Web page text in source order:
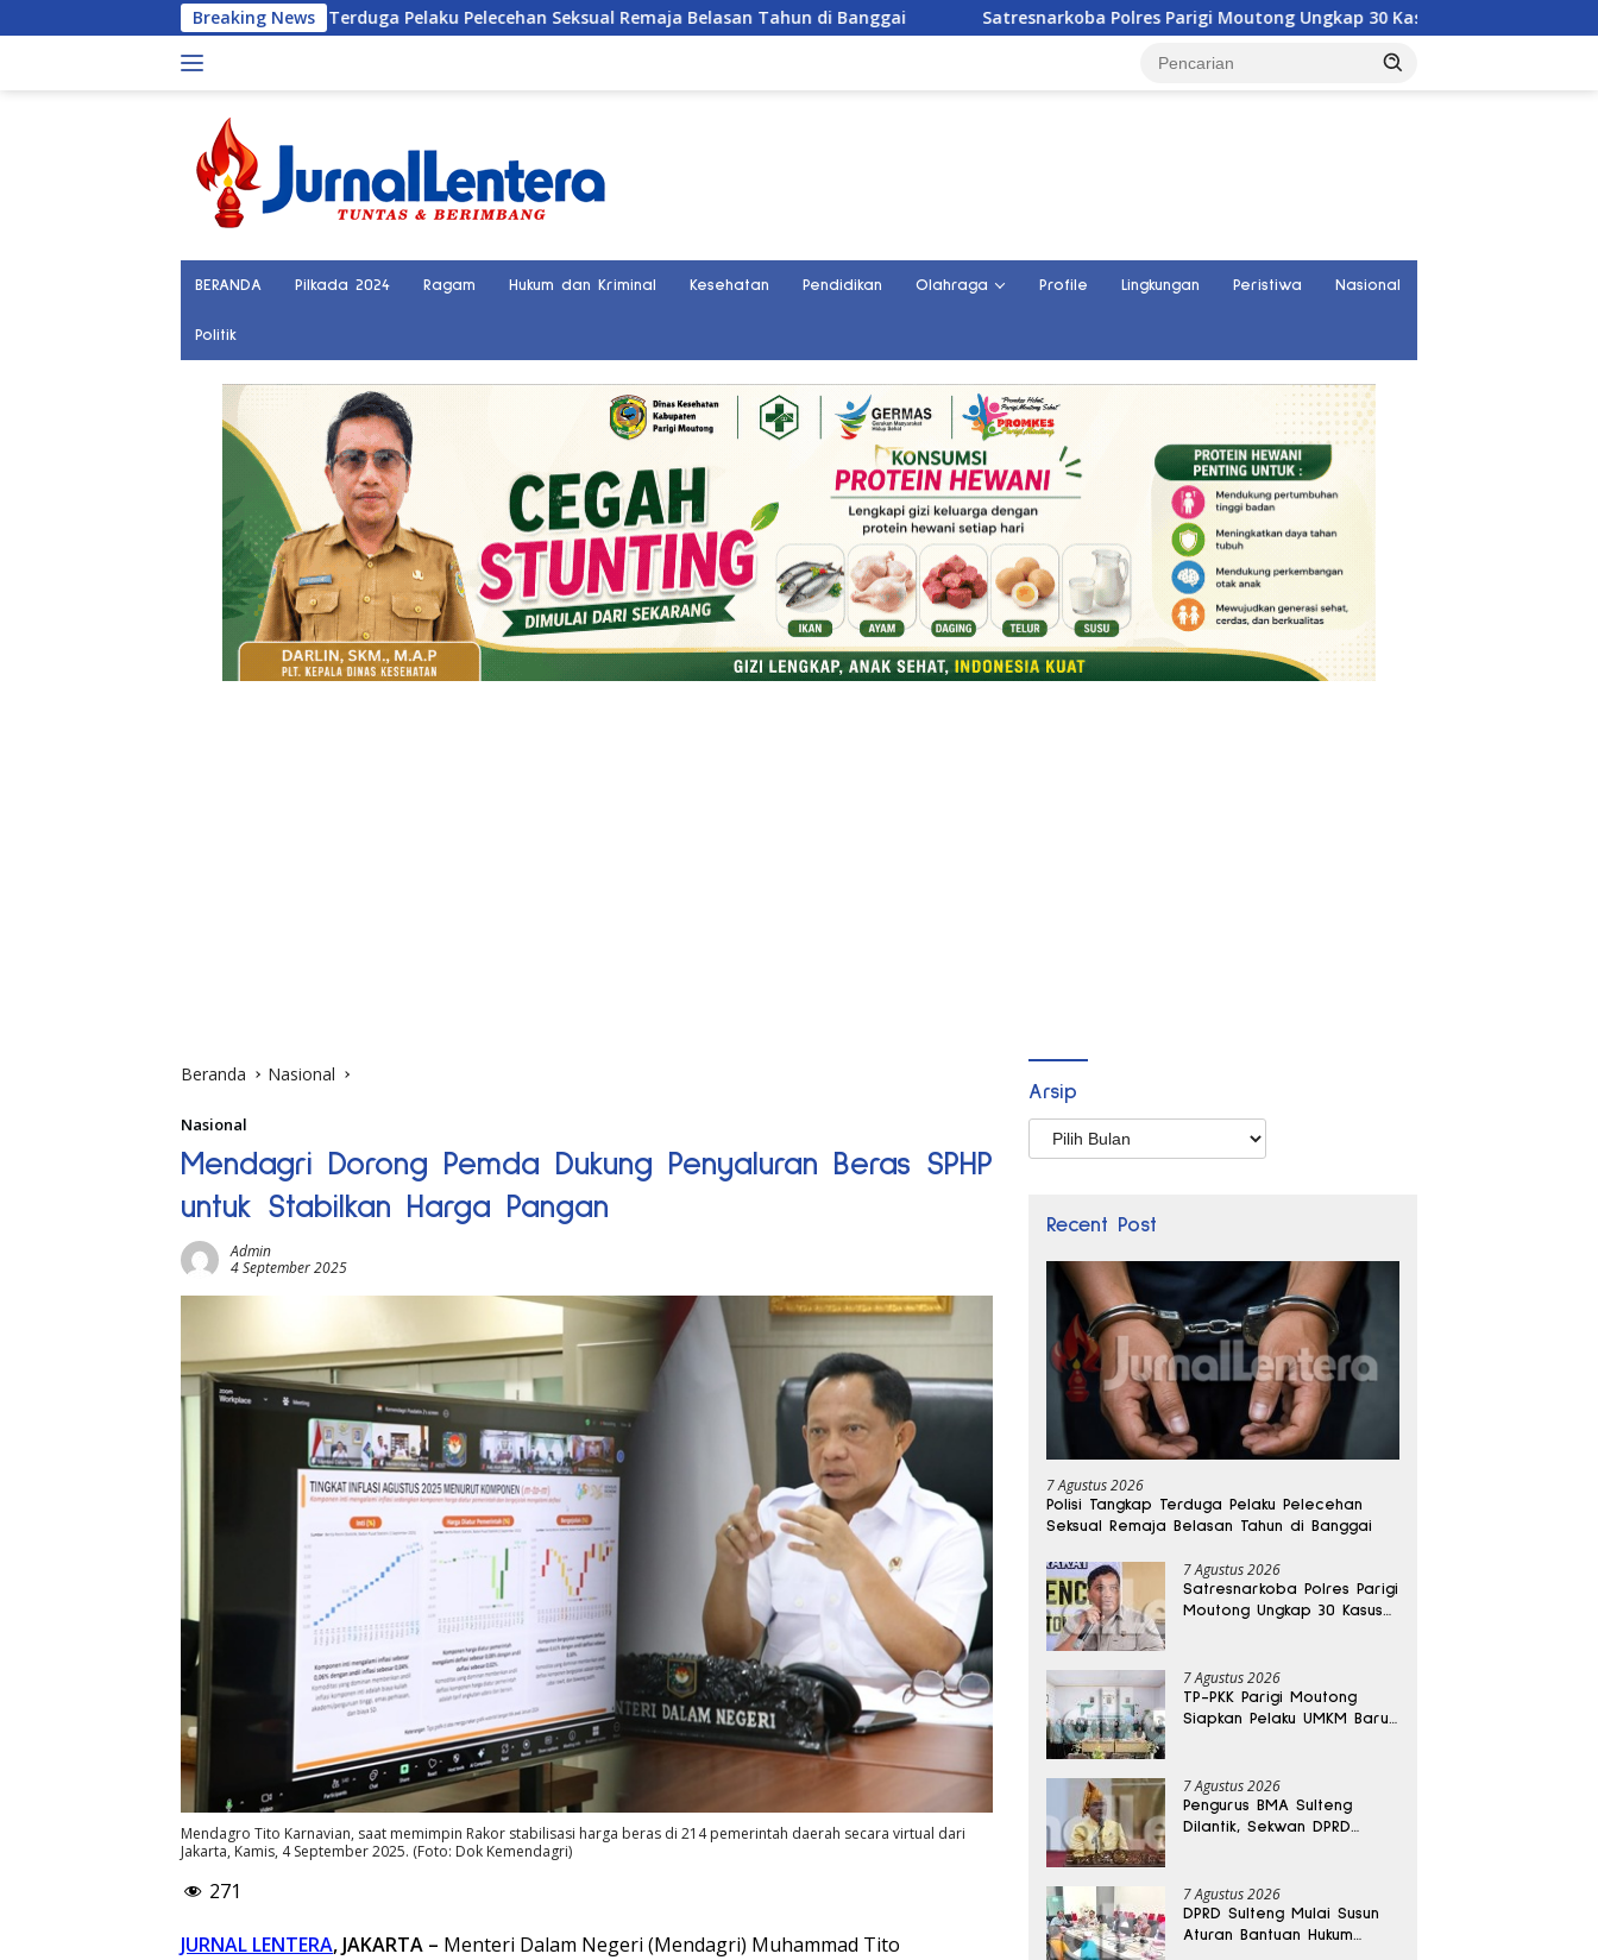
ke
Breaking News
Polisi Tangkap Terduga Pelaku Pelecehan Seksual Remaja Belasan Tahun di Banggai Satresnarkoba Polres Parigi Moutong Ungkap 30 Kasus Narkoba, Ratusan Gram Sabu Disita
BERANDA Pilkada 2024 Ragam Hukum dan Kriminal Kesehatan Pendidikan Olahraga Profile Lingkungan Peristiwa Nasional
Politik
Beranda Nasional
Nasional
Mendagri Dorong Pemda Dukung Penyaluran Beras SPHP
untuk Stabilkan Harga Pangan
Admin
4 September 2025
Mendagro Tito Karnavian, saat memimpin Rakor stabilisasi harga beras di 214 pemerintah daerah secara virtual dari
Jakarta, Kamis, 4 September 2025. (Foto: Dok Kemendagri)
271
JURNAL LENTERA, JAKARTA – Menteri Dalam Negeri (Mendagri) Muhammad Tito
Arsip
Arsip
Recent Post
7 Agustus 2026
Polisi Tangkap Terduga Pelaku Pelecehan
Seksual Remaja Belasan Tahun di Banggai
7 Agustus 2026
Satresnarkoba Polres Parigi
Moutong Ungkap 30 Kasus
7 Agustus 2026
TP-PKK Parigi Moutong
Siapkan Pelaku UMKM Baru
7 Agustus 2026
Pengurus BMA Sulteng
Dilantik, Sekwan DPRD
7 Agustus 2026
DPRD Sulteng Mulai Susun
Aturan Bantuan Hukum